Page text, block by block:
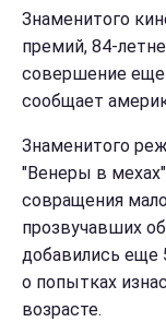
Знаменитого
премий, 84-
совершение еще
сообщает
Знаменитого
"Венеры в
совращения
прозвучавших
добавились
о попытках
возрасте.